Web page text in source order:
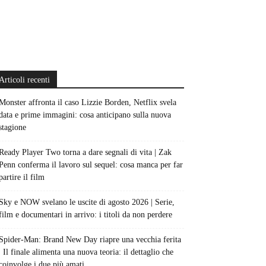
recenti
affronta il caso Lizzie Borden, Netflix svela
e prime immagini: cosa anticipano sulla nuova
Player Two torna a dare segnali di vita | Zak
conferma il lavoro sul sequel: cosa manca per far
il film
e NOW svelano le uscite di agosto 2026 | Serie,
e documentari in arrivo: i titoli da non perdere
Man: Brand New Day riapre una vecchia ferita
Il finale alimenta una nuova teoria: il dettaglio che